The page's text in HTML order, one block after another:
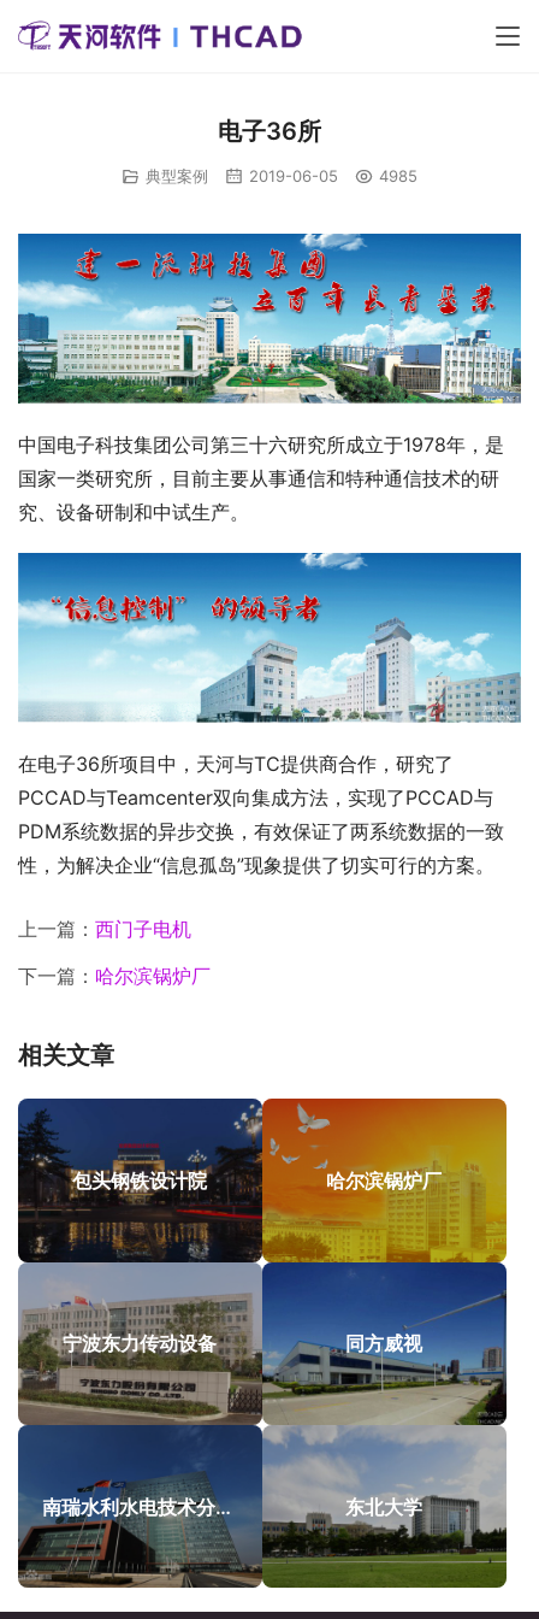
电子36所
典型案例 2019-06-05 4985
中国电子科技集团公司第三十六研究所成立于1978年，是
国家一类研究所，目前主要从事通信和特种通信技术的研
究、设备研制和中试生产。
在电子36所项目中，天河与TC提供商合作，研究了
PCCAD与Teamcenter双向集成方法，实现了PCCAD与
PDM系统数据的异步交换，有效保证了两系统数据的一致
性，为解决企业“信息孤岛”现象提供了切实可行的方案。
上一篇： 西门子电机
下一篇： 哈尔滨锅炉厂
相关文章
包头钢铁设计院 哈尔滨锅炉厂
宁波东力传动设备 同方威视
南瑞水利水电技术分公司 东北大学